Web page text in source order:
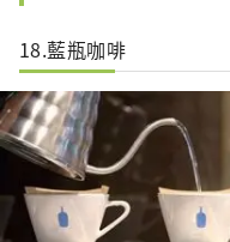
18.藍瓶咖啡